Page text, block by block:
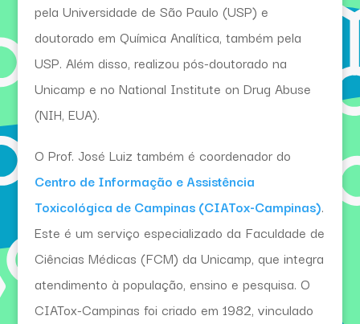
pela Universidade de São Paulo (USP) e
doutorado em Química Analítica, também pela
USP. Além disso, realizou pós-doutorado na
Unicamp e no National Institute on Drug Abuse
(NIH, EUA).
O Prof. José Luiz também é coordenador do
Centro de Informação e Assistência
Toxicológica de Campinas (CIATox-Campinas).
Este é um serviço especializado da Faculdade de
Ciências Médicas (FCM) da Unicamp, que integra
atendimento à população, ensino e pesquisa. O
CIATox-Campinas foi criado em 1982, vinculado